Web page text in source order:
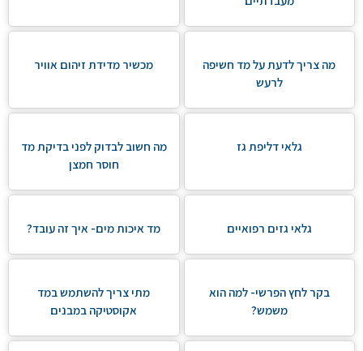
מה צריך לדעת על מד חשיפה
לרעש
מכשיר מדידת זיהום אוויר
גלאי דליפת גז
מה חשוב לבדוק לפני בדיקת מד
חוסר חמצן
גלאי גזים רפואיים מד איכות מים- איך זה עובד?
בקר לחץ הפרשי- למה הוא
משמש?
מתי צריך להשתמש במד
אקוסטיקה במבנים